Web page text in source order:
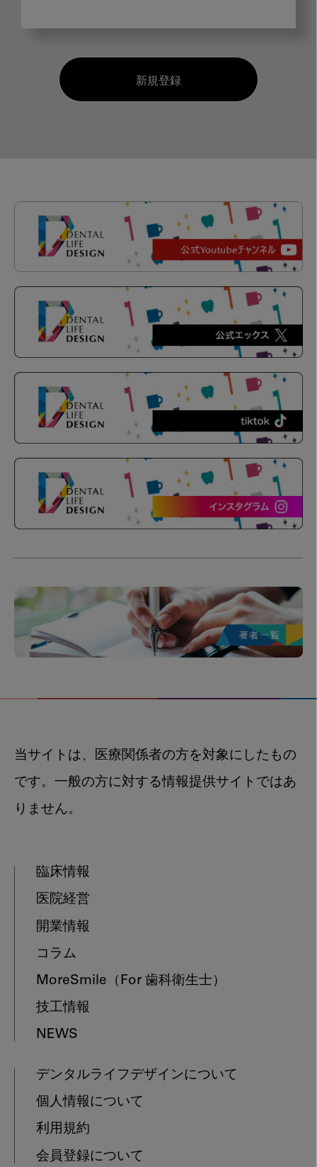
新規登録
当サイトは、医療関係者の方を対象にしたもの
です。一般の方に対する情報提供サイトではあ
りません。
臨床情報
医院経営
開業情報
コラム
MoreSmile （For 歯科衛生士）
技工情報
NEWS
デンタルライフデザインについて
個人情報について
利用規約
会員登録について